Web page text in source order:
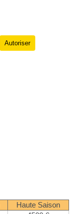
Autoriser
Haute Saison